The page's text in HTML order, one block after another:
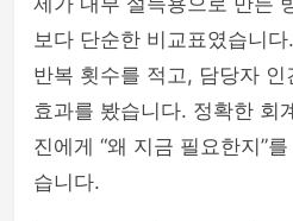
보다 단순한 비교표였습니
반복 횟수를 적고, 담당자
효과를 봤습니다. 정확한 회
진에게 “왜 지금 필요한지”
습니다.